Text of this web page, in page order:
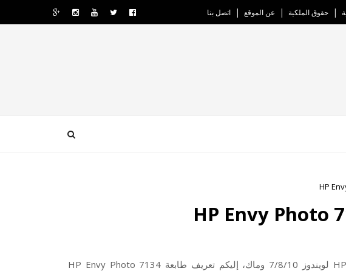
حقوق الملكية عن الموقع اتصل بنا
إليكم تعريف طابعة HP Envy Photo 7134